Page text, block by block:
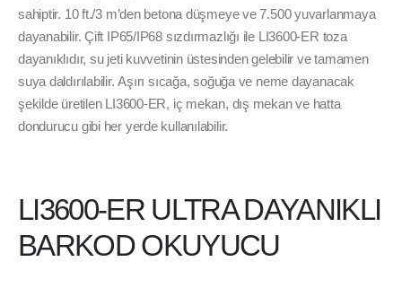
sahiptir. 10 ft./3 m’den betona düşmeye ve 7.500 yuvarlanmaya
dayanabilir.Çift IP65/IP68 sızdırmazlığı ile LI3600-ER toza
dayanıklıdır, su jeti kuvvetinin üstesinden gelebilir ve tamamen
suya daldırılabilir.Aşırı sıcağa, soğuğa ve neme dayanacak
şekilde üretilen LI3600-ER, iç mekan, dış mekan ve hatta
dondurucu gibi her yerde kullanılabilir.
LI3600-ER ULTRA DAYANIKLI
BARKOD OKUYUCU